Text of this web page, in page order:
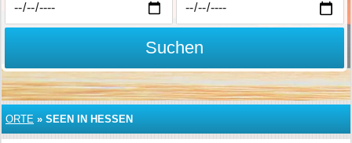
Suchen
ORTE » SEEN IN HESSEN